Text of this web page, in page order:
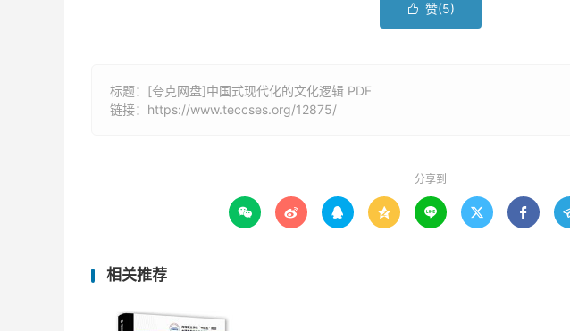
 赞(5)
标题：[夸克网盘]中国式现代化的文化逻辑 PDF
链接： https://www.teccses.org/12875/
分享到
      
相关推荐